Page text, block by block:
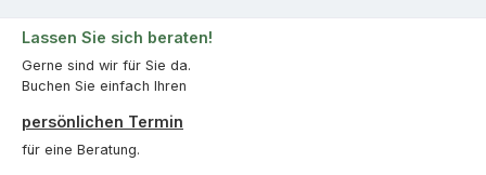
Lassen Sie sich beraten!
Gerne sind wir für Sie da.
Buchen Sie einfach Ihren
persönlichen Termin
für eine Beratung.